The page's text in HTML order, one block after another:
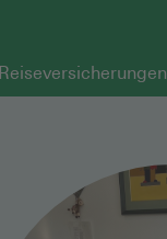
Reiseversicherungen